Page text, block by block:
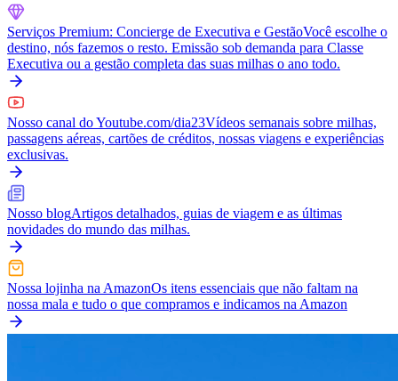
Serviços Premium: Concierge de Executiva e GestãoVocê escolhe o
destino, nós fazemos o resto. Emissão sob demanda para Classe
Executiva ou a gestão completa das suas milhas o ano todo.
Nosso canal do Youtube.com/dia23Vídeos semanais sobre milhas,
passagens aéreas, cartões de créditos, nossas viagens e experiências
exclusivas.
Nosso blogArtigos detalhados, guias de viagem e as últimas
novidades do mundo das milhas.
Nossa lojinha na AmazonOs itens essenciais que não faltam na
nossa mala e tudo o que compramos e indicamos na Amazon